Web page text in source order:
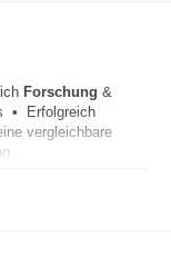
Forschung &
• Erfolgreich
vergleichbare